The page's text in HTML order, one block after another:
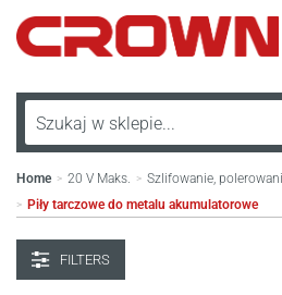
Home > 20 V Maks. > Szlifowanie,
> Piły tarczowe do metalu akumulatorowe
FILTERS